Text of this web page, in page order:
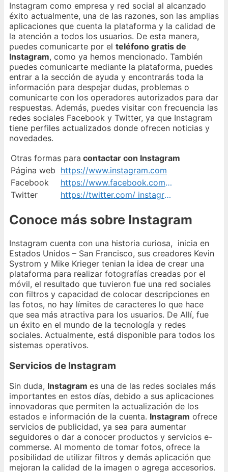
Instagram como empresa y red social al alcanzado
éxito actualmente, una de las razones, son las amplias
aplicaciones que cuenta la plataforma y la calidad de
la atención a todos los usuarios. De esta manera,
puedes comunicarte por el teléfono gratis de
Instagram, como ya hemos mencionado. También
puedes comunicarte mediante la plataforma, puedes
entrar a la sección de ayuda y encontrarás toda la
información para despejar dudas, problemas o
comunicarte con los operadores autorizados para dar
respuestas. Además, puedes visitar con frecuencia las
redes sociales Facebook y Twitter, ya que Instagram
tiene perfiles actualizados donde ofrecen noticias y
novedades.
Otras formas para contactar con Instagram
Página web https://www.instagram.com
Facebook
https://www.facebook.com/ instagram/
Twitter
https://twitter.com/ instagrames
Conoce más sobre Instagram
Instagram cuenta con una historia curiosa, inicia en
Estados Unidos – San Francisco, sus creadores Kevin
Systrom y Mike Krieger tenian la idea de crear una
plataforma para realizar fotografías creadas por el
móvil, el resultado que tuvieron fue una red sociales
con filtros y capacidad de colocar descripciones en
las fotos, no hay límites de caracteres lo que hace
que sea más atractiva para los usuarios. De Allí, fue
un éxito en el mundo de la tecnología y redes
sociales. Actualmente, está disponible para todos los
sistemas operativos.
Servicios de Instagram
Sin duda, Instagram es una de las redes sociales más
importantes en estos días, debido a sus aplicaciones
innovadoras que permiten la actualización de los
estados e información de la cuenta. Instagram ofrece
servicios de publicidad, ya sea para aumentar
seguidores o dar a conocer productos y servicios e-
commerse. Al momento de tomar fotos, ofrece la
posibilidad de utilizar filtros y demás aplicación que
mejoran la calidad de la imagen o agrega accesorios.